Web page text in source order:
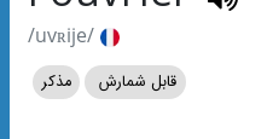
/uvʀije/
قابل شمارش
مذکر